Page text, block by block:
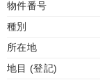
物件番号
種別
所在地
地目 (登記)